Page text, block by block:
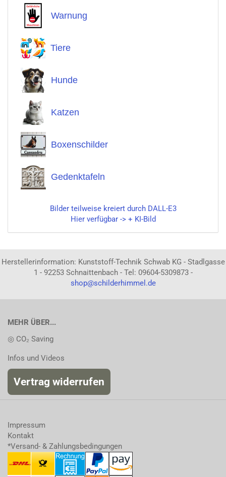
Warnung
Tiere
Hunde
Katzen
Boxenschilder
Gedenktafeln
Bilder teilweise kreiert durch DALL-E3
Hier verfügbar -> + KI-Bild
Herstellerinformation: Kunststoff-Technik Schwab KG - Stadlgasse
1 - 92253 Schnaittenbach - Tel: 09604-5309873 -
shop@schilderhimmel.de
MEHR ÜBER...
◎ CO₂ Saving
Infos und Videos
Vertrag widerrufen
Impressum
Kontakt
*Versand- & Zahlungsbedingungen